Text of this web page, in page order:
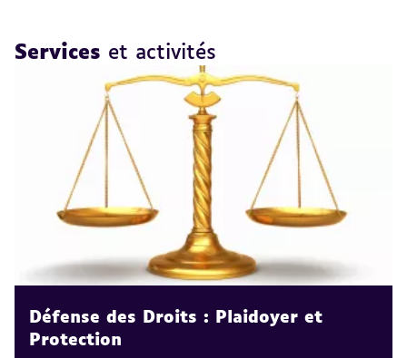
Services et activités
Défense des Droits : Plaidoyer et
Protection